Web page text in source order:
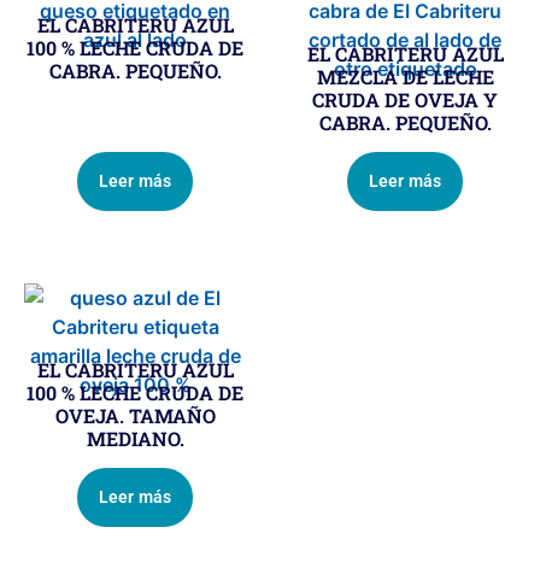
EL CABRITERU AZUL
100 % LECHE CRUDA DE
CABRA. PEQUEÑO.
Leer más
EL CABRITERU AZUL
MEZCLA DE LECHE
CRUDA DE OVEJA Y
CABRA. PEQUEÑO.
Leer más
EL CABRITERU AZUL
100 % LECHE CRUDA DE
OVEJA. TAMAÑO
MEDIANO.
Leer más